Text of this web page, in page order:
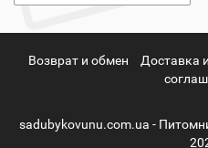
Возврат и обмен Доставка
sadubykovunu.com.ua -